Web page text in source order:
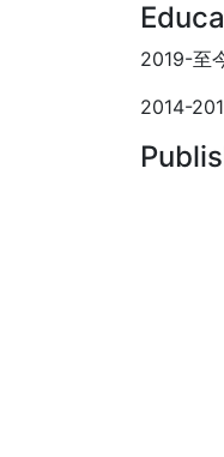
2019-至
2014-